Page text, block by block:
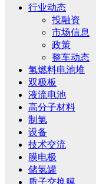
行业动态
投融资
市场信息
政策
整车动态
氢燃料电池堆
双极板
液流电池
高分子材料
制氢
设备
技术交流
膜电极
储氢罐
质子交换膜